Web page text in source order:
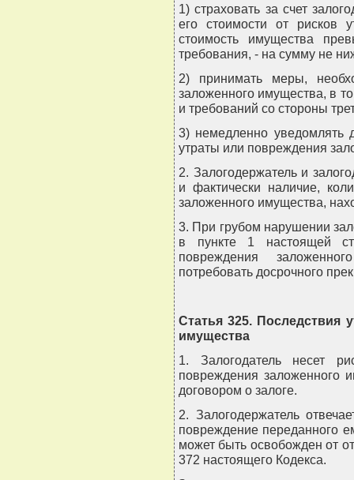
1) страховать за счет
его стоимости от рисков
стоимость имущества
требования, - на сумму не
2) принимать меры,
заложенного имущества, в
и требований со стороны
3) немедленно уведомлять
утраты или повреждения
2. Залогодержатель и
и фактически наличие,
заложенного имущества,
3. При грубом нарушении
в пункте 1 настоящей
повреждения
потребовать досрочного
Статья 325. Последствия
имущества
1. Залогодатель несет
повреждения заложенного
договором о залоге.
2. Залогодержатель
повреждение переданного
может быть освобожден от
372 настоящего Кодекса.